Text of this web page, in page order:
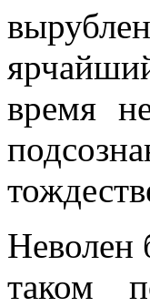
время
Неволен
таком